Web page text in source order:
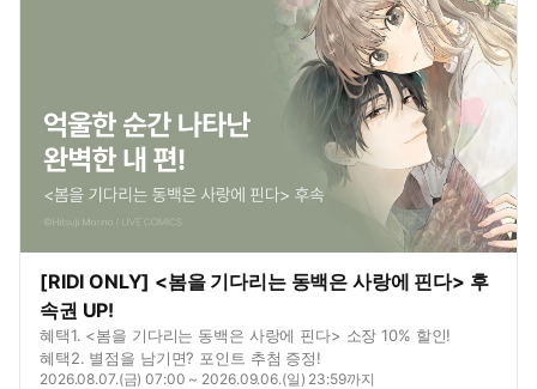
[RIDI ONLY] <봄을 기다리는 동백은 사랑에 핀다> 후
속권 UP!
혜택1. <봄을 기다리는 동백은 사랑에 핀다> 소장 10% 할인!
혜택2. 별점을 남기면? 포인트 추첨 증정!
2026.08.07.(금) 07:00 ~ 2026.09.06.(일) 23:59까지